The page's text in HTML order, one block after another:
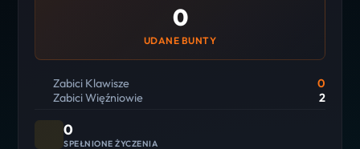
0
UDANE BUNTY
Zabici Klawisze
0
Zabici Więźniowie
2
0
SPEŁNIONE ŻYCZENIA